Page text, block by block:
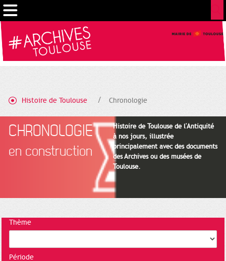
Histoire de Toulouse Chronologie
CHRONOLOGIE
en construction
Histoire de Toulouse de l'Antiquité
à nos jours, illustrée
principalement avec des documents
des Archives ou des musées de
Toulouse.
Thème
Période
Gestion de vos préférences sur les cookies